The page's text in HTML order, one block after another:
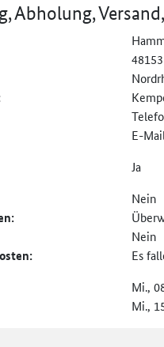
Abholung,
E-
Ja
Nein
Nein
Es
Mi.,
Mi.,